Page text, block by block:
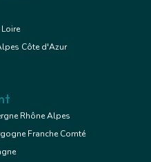
Côte d'Azur
Rhône Alpes
Franche Comté